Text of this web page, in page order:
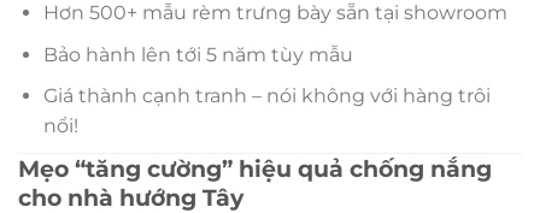
Hơn 500+ mẫu rèm trưng bày sẵn tại showroom
Bảo hành lên tới 5 năm tùy mẫu
Giá thành cạnh tranh – nói không với hàng trôi
nổi!
Mẹo “tăng cường” hiệu quả chống nắng
cho nhà hướng Tây